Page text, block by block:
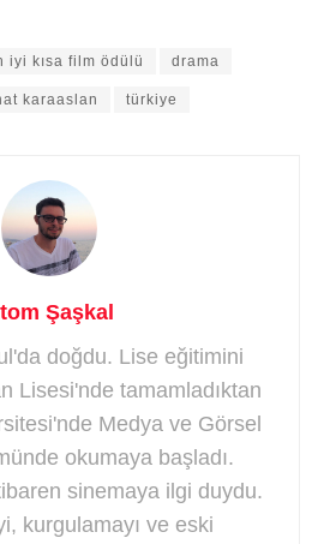
iyi kısa film ödülü drama
karaaslan türkiye
Şaşkal
doğdu. Lise eğitimini
Lisesi'nde tamamladıktan
Medya ve Görsel
okumaya başladı.
sinemaya ilgi duydu.
kurgulamayı ve eski